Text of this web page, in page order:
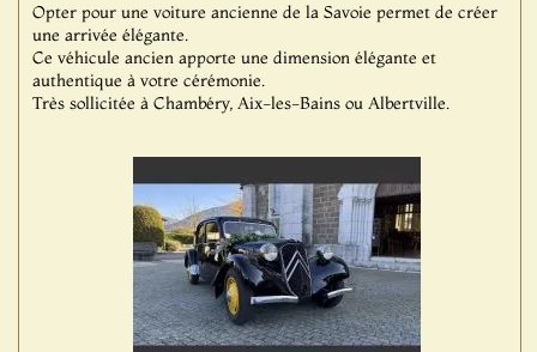
Opter pour une voiture ancienne de la Savoie permet de créer
une arrivée élégante.
Ce véhicule ancien apporte une dimension élégante et
authentique à votre cérémonie.
Très sollicitée à Chambéry, Aix-les-Bains ou Albertville.